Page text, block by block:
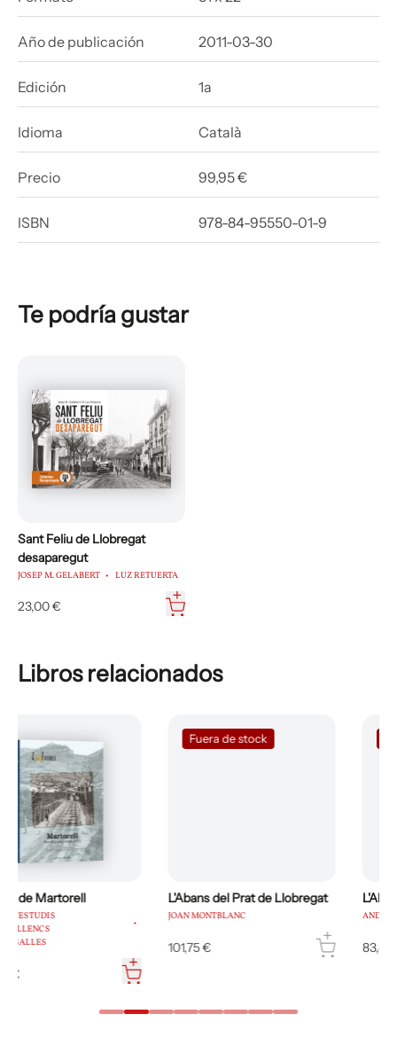
Año de publicación 2011-03-30
Edición 1a
Idioma Català
Precio 99,95 €
ISBN 978-84-95550-01-9
Te podría gustar
Sant Feliu de Llobregat
desaparegut
JOSEP M. GELABERT LUZ RETUERTA
23,00 €
Libros relacionados
Fuera de stock
L'Abans del Prat de Llobregat
JOAN MONTBLANC
101,75 €
Fuera de stock
L'Abans del Papiol
ANDREU FAURA ARÍS